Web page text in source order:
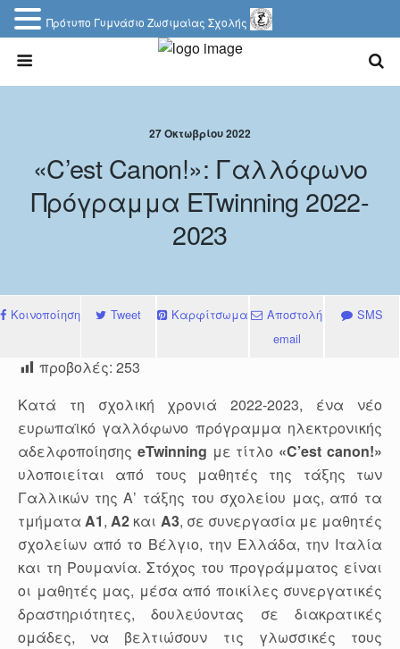
27 Οκτωβρίου 2022
«C’est Canon!»: Γαλλόφωνο
Πρόγραμμα ETwinning 2022-
2023
Κοινοποίηση Tweet Καρφίτσωμα
Αποστολή
email
SMS
προβολές: 253
Κατά τη σχολική χρονιά 2022-2023, ένα νέο
ευρωπαϊκό γαλλόφωνο πρόγραμμα ηλεκτρονικής
αδελφοποίησης eTwinning με τίτλο «C’est canon!»
υλοποιείται από τους μαθητές της τάξης των
Γαλλικών της Α’ τάξης του σχολείου μας, από τα
τμήματαΑ1,Α2 και Α3, σε συνεργασία με μαθητές
σχολείων από το Βέλγιο, την Ελλάδα, την Ιταλία
και τη Ρουμανία. Στόχος του προγράμματος είναι
οι μαθητές μας, μέσα από ποικίλες συνεργατικές
δραστηριότητες, δουλεύοντας σε διακρατικές
ομάδες, να βελτιώσουν τις γλωσσικές τους
Πρότυπο Γυμνάσιο Ζωσιμαίας Σχολής